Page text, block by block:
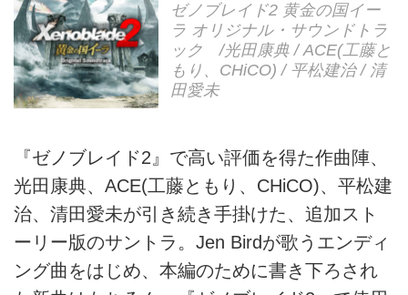
ゼノブレイド2 黄金の国イー
ラ オリジナル・サウンドトラ
ック /光田康典 / ACE(工藤と
もり、CHiCO) / 平松建治 / 清
田愛未
『ゼノブレイド2』で高い評価を得た作曲陣、
光田康典、ACE(工藤ともり、CHiCO)、平松建
治、清田愛未が引き続き手掛けた、追加スト
ーリー版のサントラ。Jen Birdが歌うエンディ
ング曲をはじめ、本編のために書き下ろされ